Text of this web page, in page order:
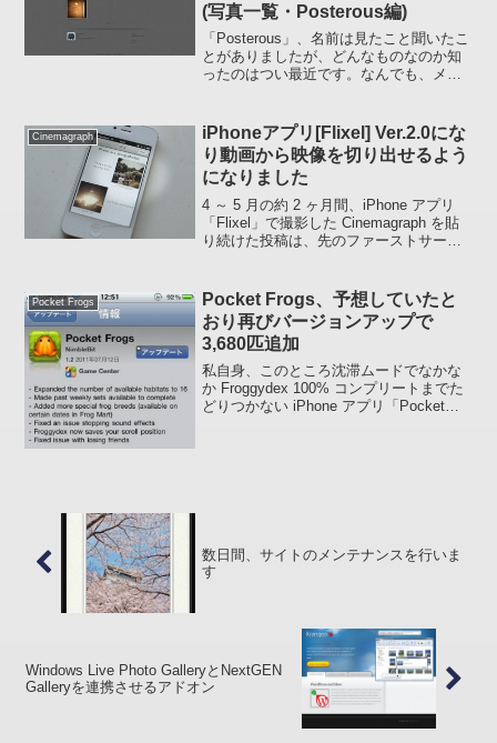
(写真一覧・Posterous編)
「Posterous」、名前は見たこと聞いたこ
とがありましたが、どんなものなのか知
ったのはつい最近です。なんでも、メー
共有に含まれているんですから、どうに
かな...
Cinemagraph
iPhoneアプリ[Flixel] Ver.2.0にな
り動画から映像を切り出せるよう
になりました
4 ～ 5 月の約 2 ヶ月間、iPhone アプリ
「Flixel」で撮影した Cinemagraph を貼
り続けた投稿は、先のファーストサーバ
しまったわけではありませ...
Pocket Frogs
Pocket Frogs、予想していたと
おり再びバージョンアップで
3,680匹追加
私自身、このところ沈滞ムードでなかな
か Froggydex 100% コンプリートまでた
どりつかない iPhone アプリ「Pocket
数日間、サイトのメンテナンスを行いま
す
Windows Live Photo GalleryとNextGEN
Galleryを連携させるアドオン